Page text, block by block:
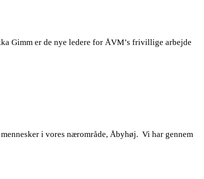
Gimm er de nye ledere for ÅVM’s frivillige arbejde
i vores nærområde, Åbyhøj. Vi har gennem